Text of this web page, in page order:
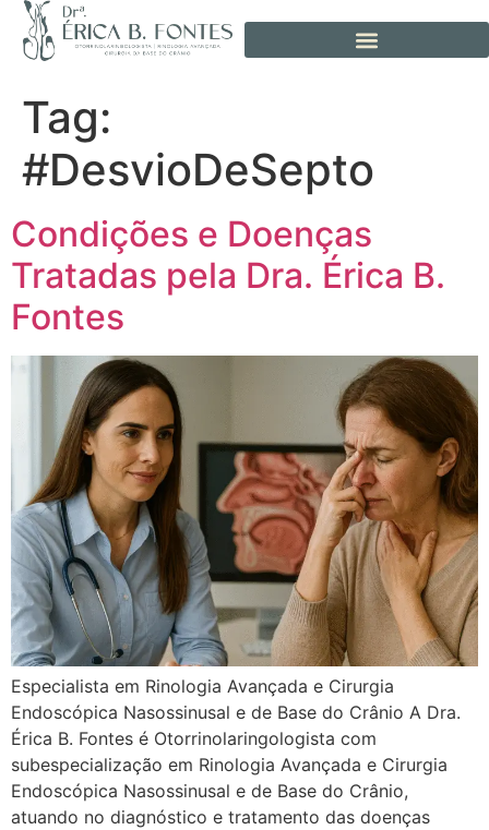
Tag:
#DesvioDeSepto
Condições e Doenças
Tratadas pela Dra. Érica B.
Fontes
Especialista em Rinologia Avançada e Cirurgia
Endoscópica Nasossinusal e de Base do Crânio A Dra.
Érica B. Fontes é Otorrinolaringologista com
subespecialização em Rinologia Avançada e Cirurgia
Endoscópica Nasossinusal e de Base do Crânio,
atuando no diagnóstico e tratamento das doenças